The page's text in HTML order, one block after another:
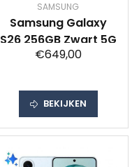
SAMSUNG
Samsung Galaxy
S26 256GB Zwart 5G
€649,00
BEKIJKEN